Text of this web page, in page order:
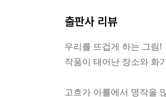
놨다. 아무리 긴들 형해
---본문 중에서
출판사 리뷰
우리를 뜨겁게 하는 그림!
작품이 태어난 장소와 화
고흐가 아를에서 명작을